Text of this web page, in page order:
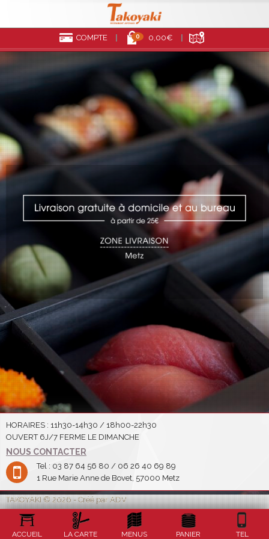
COMPTE 0 0,00€
HORAIRES : 11h30-14h30 / 18h00-22h30
OUVERT 6J/7 FERME LE DIMANCHE
NOUS CONTACTER
Tel : 03 87 64 56 80 / 06 26 40 69 89
1 Rue Marie Anne de Bovet, 57000 Metz
TAKOYAKI © 2026 - Créé par ADV
ACCUEIL LA CARTE MENUS PANIER TEL